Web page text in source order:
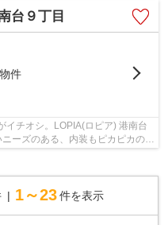
台９丁目
件
イチオシ。LOPIA(ロピア) 港南台
ーズのある、内装もピカピカの新
の物件で...
1～23 件を表示